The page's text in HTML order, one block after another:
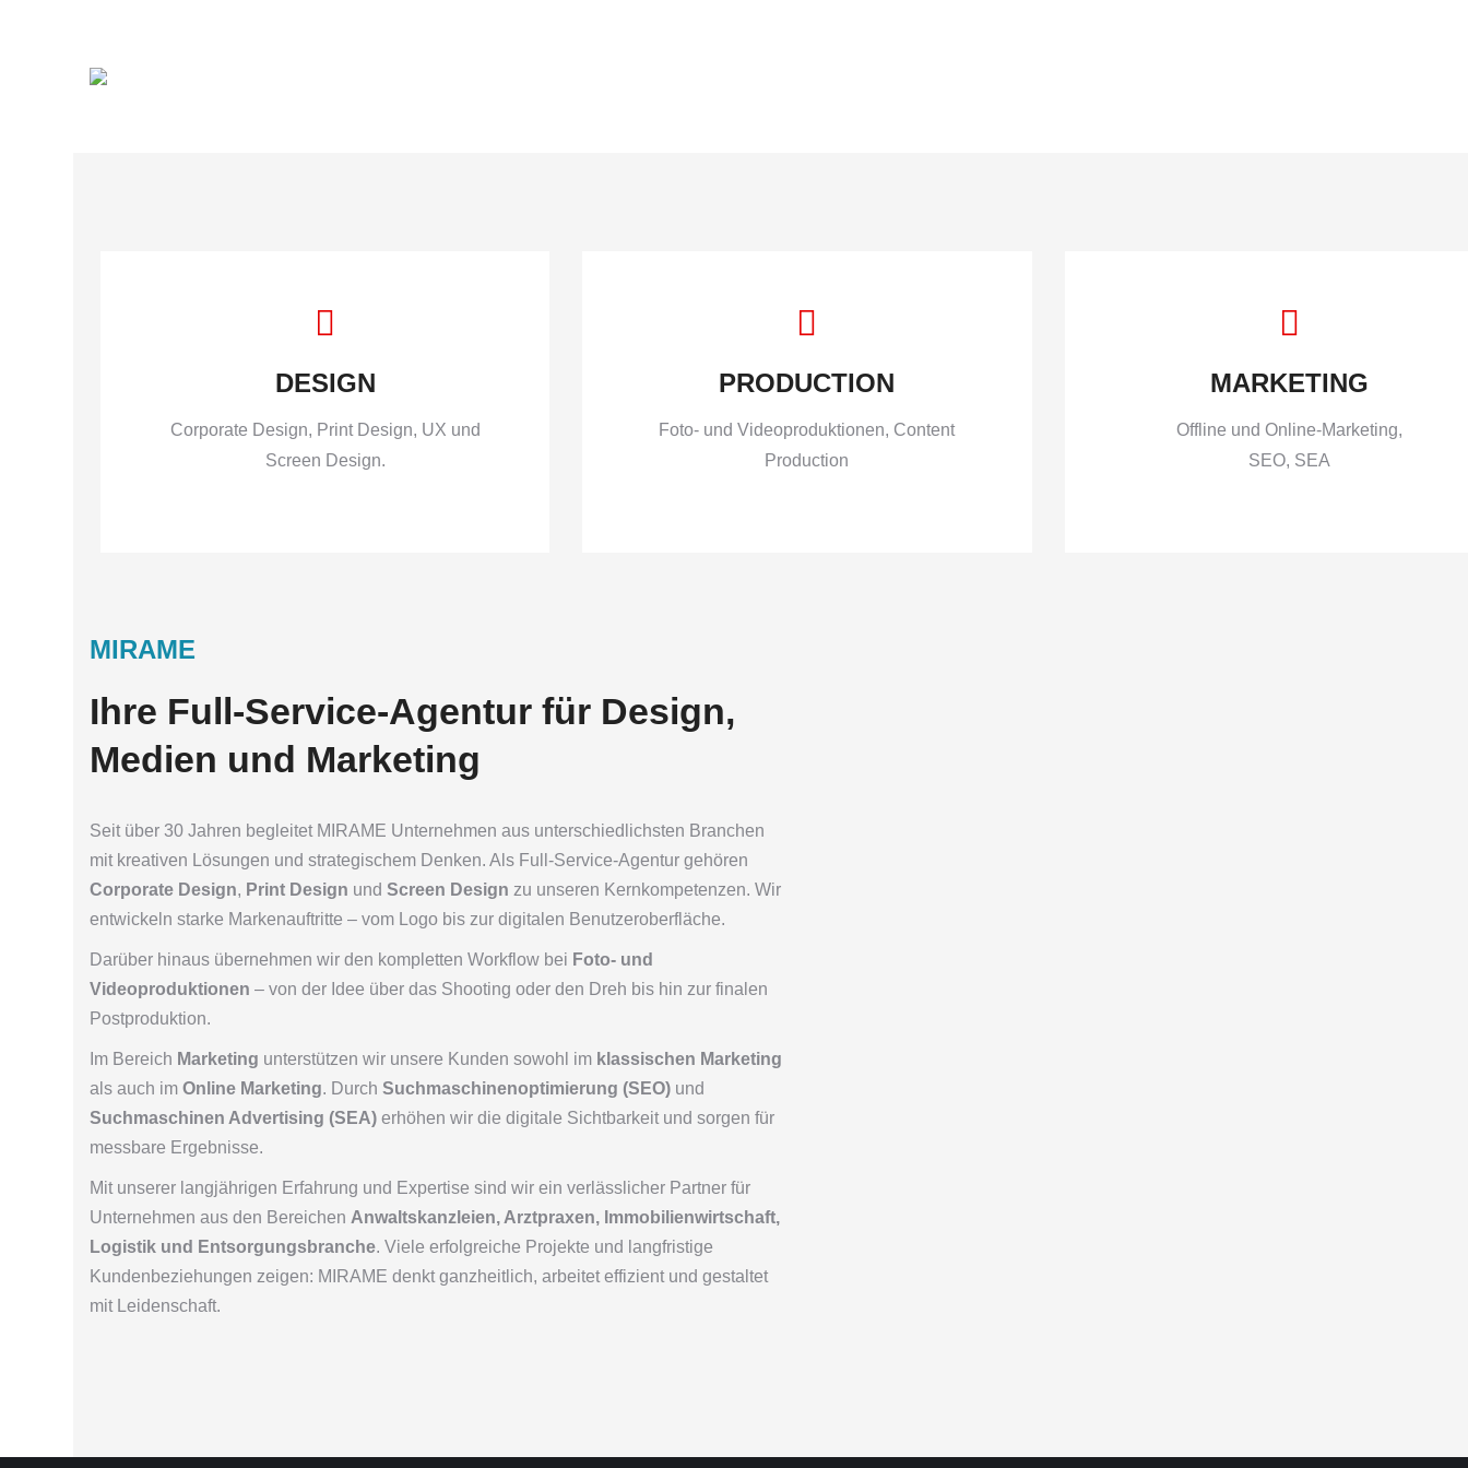
DESIGN
Corporate Design, Print Design, UX und
Screen Design.
PRODUCTION
Foto- und Videoproduktionen, Content
Production
MARKETING
Offline und Online-Marketing,
SEO, SEA
MIRAME
Ihre Full-Service-Agentur für Design,
Medien und Marketing
Seit über 30 Jahren begleitet MIRAME Unternehmen aus unterschiedlichsten Branchen
mit kreativen Lösungen und strategischem Denken. Als Full-Service-Agentur gehören
Corporate Design, Print Design und Screen Design zu unseren Kernkompetenzen. Wir
entwickeln starke Markenauftritte – vom Logo bis zur digitalen Benutzeroberfläche.
Darüber hinaus übernehmen wir den kompletten Workflow bei Foto- und
Videoproduktionen – von der Idee über das Shooting oder den Dreh bis hin zur finalen
Postproduktion.
Im Bereich Marketing unterstützen wir unsere Kunden sowohl im klassischen Marketing
als auch im Online Marketing. Durch Suchmaschinenoptimierung (SEO) und
Suchmaschinen Advertising (SEA) erhöhen wir die digitale Sichtbarkeit und sorgen für
messbare Ergebnisse.
Mit unserer langjährigen Erfahrung und Expertise sind wir ein verlässlicher Partner für
Unternehmen aus den Bereichen Anwaltskanzleien, Arztpraxen, Immobilienwirtschaft,
Logistik und Entsorgungsbranche. Viele erfolgreiche Projekte und langfristige
Kundenbeziehungen zeigen: MIRAME denkt ganzheitlich, arbeitet effizient und gestaltet
mit Leidenschaft.